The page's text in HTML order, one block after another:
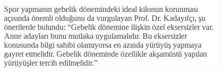
Spor yapmanın gebelik dönemindeki ideal kilonun korunması
açısında önemli olduğunu da vurgulayan Prof. Dr. Kadayıfçı, şu
önerilerde bulundu: “Gebelik dönemine ilişkin özel eksersizler var.
Anne adayları bunu mutlaka uygulamalıdır. Bu eksersizler
konusunda bilgi sahibi olamıyorsa en azında yürüyüş yapmaya
gayret etmelidir. Gebelik döneminde özellikle akşamüstü yapılan
yürüyüşler tercih edilmelidir.”